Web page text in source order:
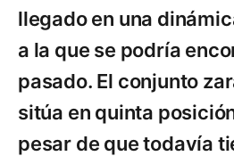
llegado en una
a la que se podría
pasado. El conjunto
sitúa en quinta
pesar de que todavía